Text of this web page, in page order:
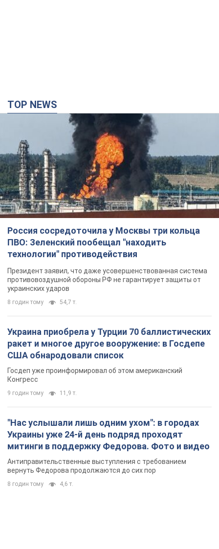
TOP NEWS
Россия сосредоточила у Москвы три кольца
ПВО: Зеленский пообещал "находить
технологии" противодействия
Президент заявил, что даже усовершенствованная система
противовоздушной обороны РФ не гарантирует защиты от
украинских ударов
8 годин тому 54,7 т.
Украина приобрела у Турции 70 баллистических
ракет и многое другое вооружение: в Госдепе
США обнародовали список
Госдеп уже проинформировал об этом американский
Конгресс
9 годин тому 11,9 т.
"Нас услышали лишь одним ухом": в городах
Украины уже 24-й день подряд проходят
митинги в поддержку Федорова. Фото и видео
Антиправительственные выступления с требованием
вернуть Федорова продолжаются до сих пор
8 годин тому 4,6 т.